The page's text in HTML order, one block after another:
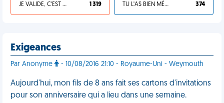
JE VALIDE, C'EST UNE VDM 1 319 TU L'AS BIEN MÉRITÉ 374
Exigeances
Par Anonyme - 10/08/2016 21:10 - Royaume-Uni - Weymouth
Aujourd'hui, mon fils de 8 ans fait ses cartons d'invitations
pour son anniversaire qui a lieu dans une semaine.